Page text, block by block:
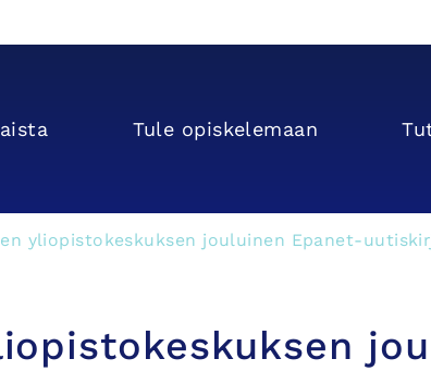
Tule opiskelemaan
yliopistokeskuksen jouluinen Epanet-